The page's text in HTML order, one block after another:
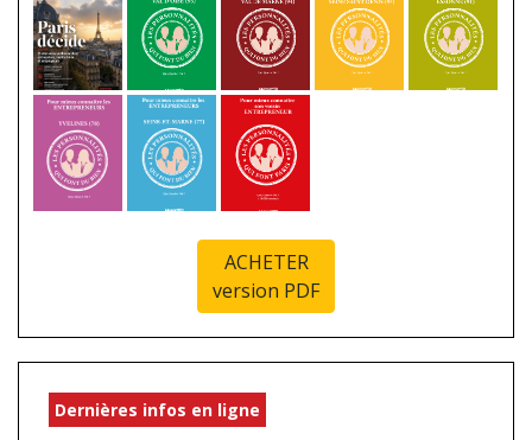
ACHETER
version PDF
Dernières infos en ligne